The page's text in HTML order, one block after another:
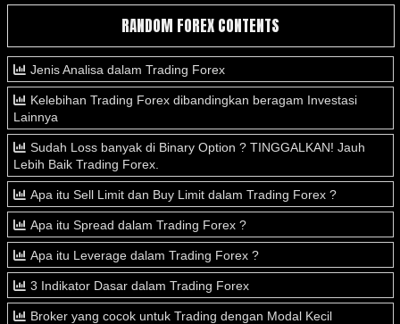
RANDOM FOREX CONTENTS
Jenis Analisa dalam Trading Forex
Kelebihan Trading Forex dibandingkan beragam Investasi
Lainnya
Sudah Loss banyak di Binary Option ? TINGGALKAN! Jauh
Lebih Baik Trading Forex.
Apa itu Sell Limit dan Buy Limit dalam Trading Forex ?
Apa itu Spread dalam Trading Forex ?
Apa itu Leverage dalam Trading Forex ?
3 Indikator Dasar dalam Trading Forex
Broker yang cocok untuk Trading dengan Modal Kecil